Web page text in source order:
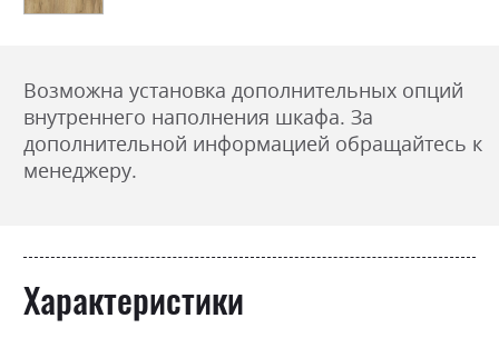
Возможна установка дополнительных опций
внутреннего наполнения шкафа. За
дополнительной информацией обращайтесь к
менеджеру.
Характеристики